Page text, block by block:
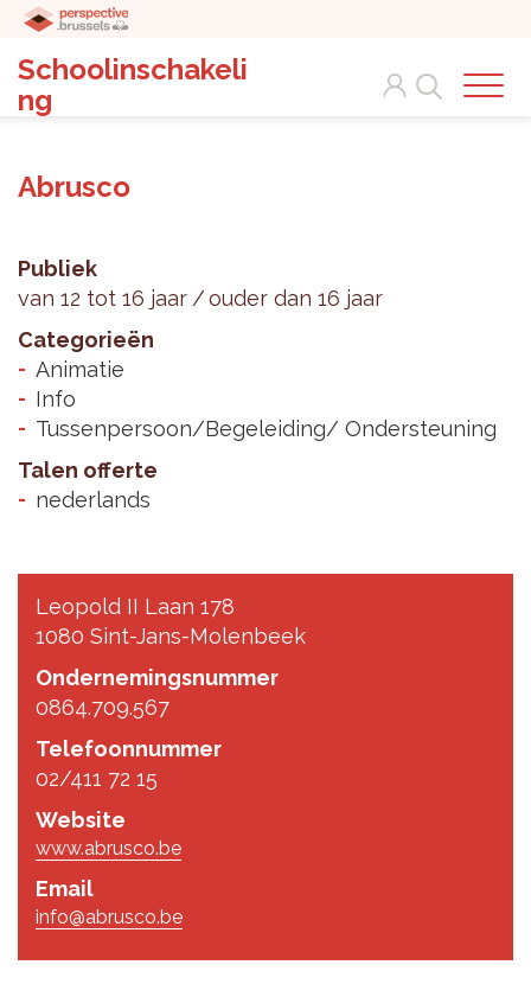
Schoolinschakeli
ng
Search
Abrusco
Publiek
van 12 tot 16 jaar
ouder dan 16 jaar
Categorieën
Animatie
Info
Tussenpersoon/Begeleiding/ Ondersteuning
Talen offerte
nederlands
Leopold II Laan 178
1080 Sint-Jans-Molenbeek
Ondernemingsnummer
0864.709.567
Telefoonnummer
02/411 72 15
Website
www.abrusco.be
Email
info@abrusco.be